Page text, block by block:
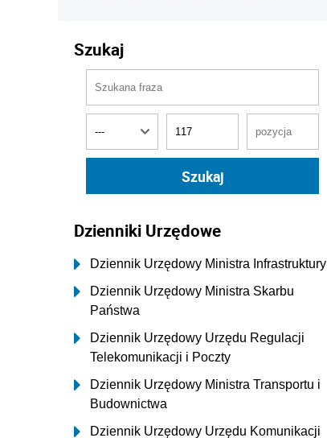
Szukaj
Dzienniki Urzędowe
Dziennik Urzędowy Ministra Infrastruktury
Dziennik Urzędowy Ministra Skarbu
Państwa
Dziennik Urzędowy Urzędu Regulacji
Telekomunikacji i Poczty
Dziennik Urzędowy Ministra Transportu i
Budownictwa
Dziennik Urzędowy Urzędu Komunikacji